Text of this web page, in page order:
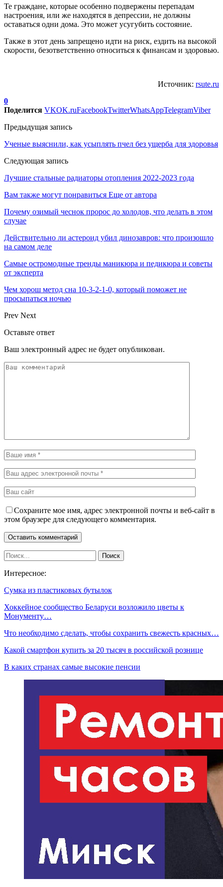
Те граждане, которые особенно подвержены перепадам
настроения, или же находятся в депрессии, не должны
оставаться одни дома. Это может усугубить состояние.
Также в этот день запрещено идти на риск, ездить на высокой
скорости, безответственно относиться к финансам и здоровью.
Источник: rsute.ru
0
Поделится VKOK.ruFacebookTwitterWhatsAppTelegramViber
Предыдущая запись
Ученые выяснили, как усыплять пчел без ущерба для здоровья
Следующая запись
Лучшие стальные радиаторы отопления 2022-2023 года
Вам также могут понравиться Еще от автора
Почему озимый чеснок пророс до холодов, что делать в этом
случае
Действительно ли астероид убил динозавров: что произошло
на самом деле
Самые остромодные тренды маникюра и педикюра и советы
от эксперта
Чем хорош метод сна 10-3-2-1-0, который поможет не
просыпаться ночью
Prev Next
Оставьте ответ
Ваш электронный адрес не будет опубликован.
Сохраните мое имя, адрес электронной почты и веб-сайт в
этом браузере для следующего комментария.
Интересное:
Сумка из пластиковых бутылок
Хоккейное сообщество Беларуси возложило цветы к
Монументу…
Что необходимо сделать, чтобы сохранить свежесть красных…
Какой смартфон купить за 20 тысяч в российской рознице
В каких странах самые высокие пенсии